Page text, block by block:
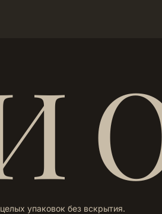
упаковок без вскрытия.